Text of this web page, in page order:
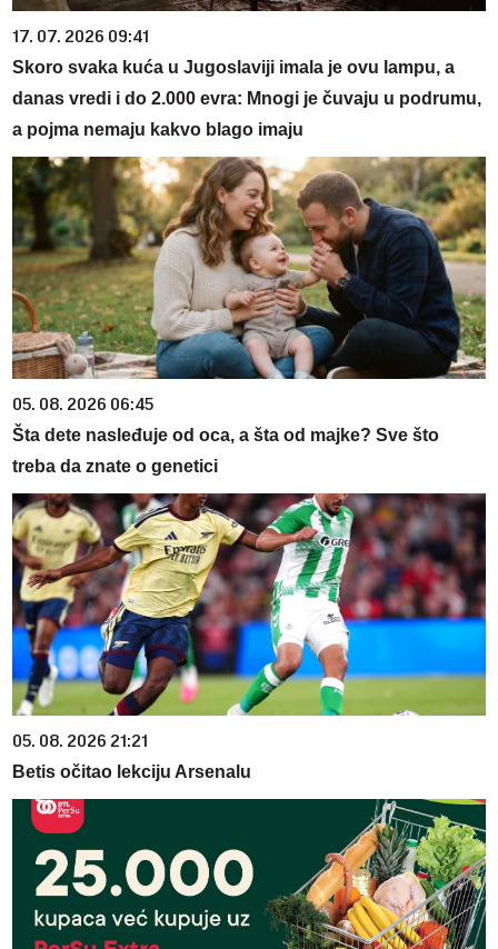
17. 07. 2026 09:41
Skoro svaka kuća u Jugoslaviji imala je ovu lampu, a
danas vredi i do 2.000 evra: Mnogi je čuvaju u podrumu,
a pojma nemaju kakvo blago imaju
05. 08. 2026 06:45
Šta dete nasleđuje od oca, a šta od majke? Sve što
treba da znate o genetici
05. 08. 2026 21:21
Betis očitao lekciju Arsenalu